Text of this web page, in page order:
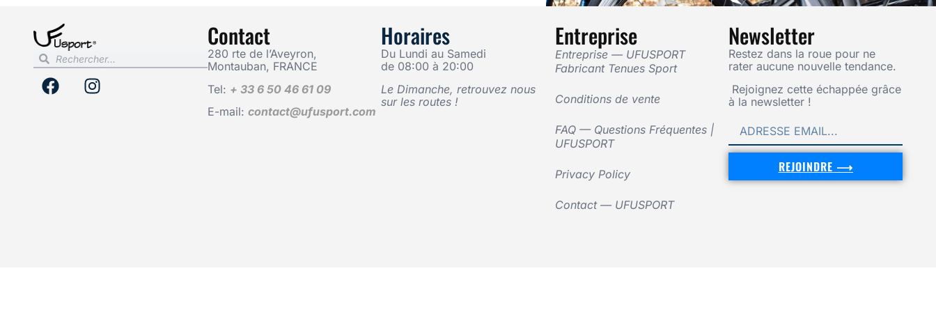
Contact
280 rte de l’Aveyron,
Montauban, FRANCE
Tel: + 33 6 50 46 61 09
E-mail: contact@ufusport.com
Horaires
Du Lundi au Samedi
de 08:00 à 20:00
Le Dimanche, retrouvez nous
sur les routes !
Entreprise
Entreprise — UFUSPORT
Fabricant Tenues Sport
Conditions de vente
FAQ — Questions Fréquentes |
UFUSPORT
Privacy Policy
Contact — UFUSPORT
Newsletter
Restez dans la roue pour ne
rater aucune nouvelle tendance.
Rejoignez cette échappée grâce
à la newsletter !
REJOINDRE ⟶